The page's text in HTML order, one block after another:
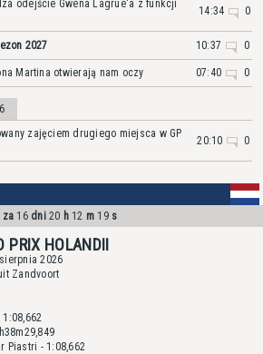
odejście Gwena Lagrue'a z funkcji
14:34 0
2027 10:37 0
Martina otwierają nam oczy 07:40 0
zajęciem drugiego miejsca w GP
20:10 0
za 16 dni20 h12 m 19 s
PRIX HOLANDII
2026
Zandvoort
1:08,662
Piastri - 1:08,662